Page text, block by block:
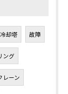
冷却塔 故障
ング
レーン